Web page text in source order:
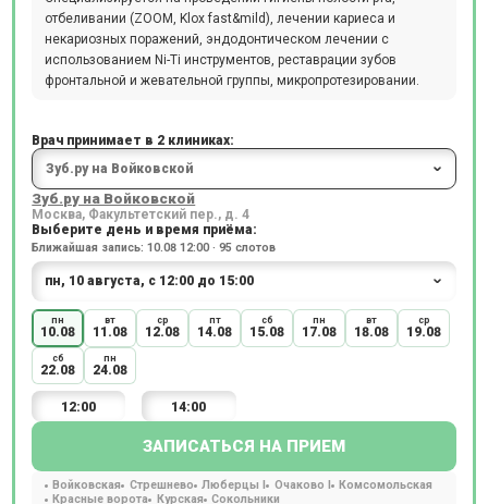
отбеливании (ZOOM, Klox fast&mild), лечении кариеса и
некариозных поражений, эндодонтическом лечении с
использованием Ni-Ti инструментов, реставрации зубов
фронтальной и жевательной группы, микропротезировании.
Врач принимает в 2 клиниках:
Зуб.ру на Войковской
Москва, Факультетский пер., д. 4
Выберите день и время приёма:
Ближайшая запись: 10.08 12:00 · 95 слотов
пн
10.08
вт
11.08
ср
12.08
пт
14.08
сб
15.08
пн
17.08
вт
18.08
ср
19.08
сб
22.08
пн
24.08
12:00 14:00
ЗАПИСАТЬСЯ НА ПРИЕМ
Войковская Стрешнево Люберцы I Очаково I
Комсомольская
Красные ворота
Курская Сокольники